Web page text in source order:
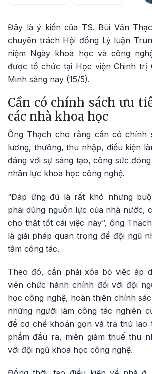
Đây là ý kiến của TS. Bùi Văn
chuyên trách Hội đồng Lý luận
niệm Ngày khoa học và công
được tổ chức tại Học viện Chinh trị
Minh sáng nay (15/5).
Cần có chính sách ưu
các nhà khoa học
Ông Thạch cho rằng cần có chính
lương, thưởng, thu nhập, điều kiện
đáng với sự sáng tạo, công sức
nhân lực khoa học công nghệ.
“Đáp ứng đủ là rất khó nhưng
phải dùng nguồn lực của nhà nước,
cho thật tốt cái việc này”, ông
là giải pháp quan trọng để đội ngũ
tâm công tác.
Theo đó, cần phải xóa bỏ việc áp
viên chức hành chính đối với đội
học công nghệ, hoàn thiện chính
những người làm công tác nghiên
để cơ chế khoán gọn và trả thù lao
phẩm đầu ra, miễn giảm thuế thu
với đội ngũ khoa học công nghệ.